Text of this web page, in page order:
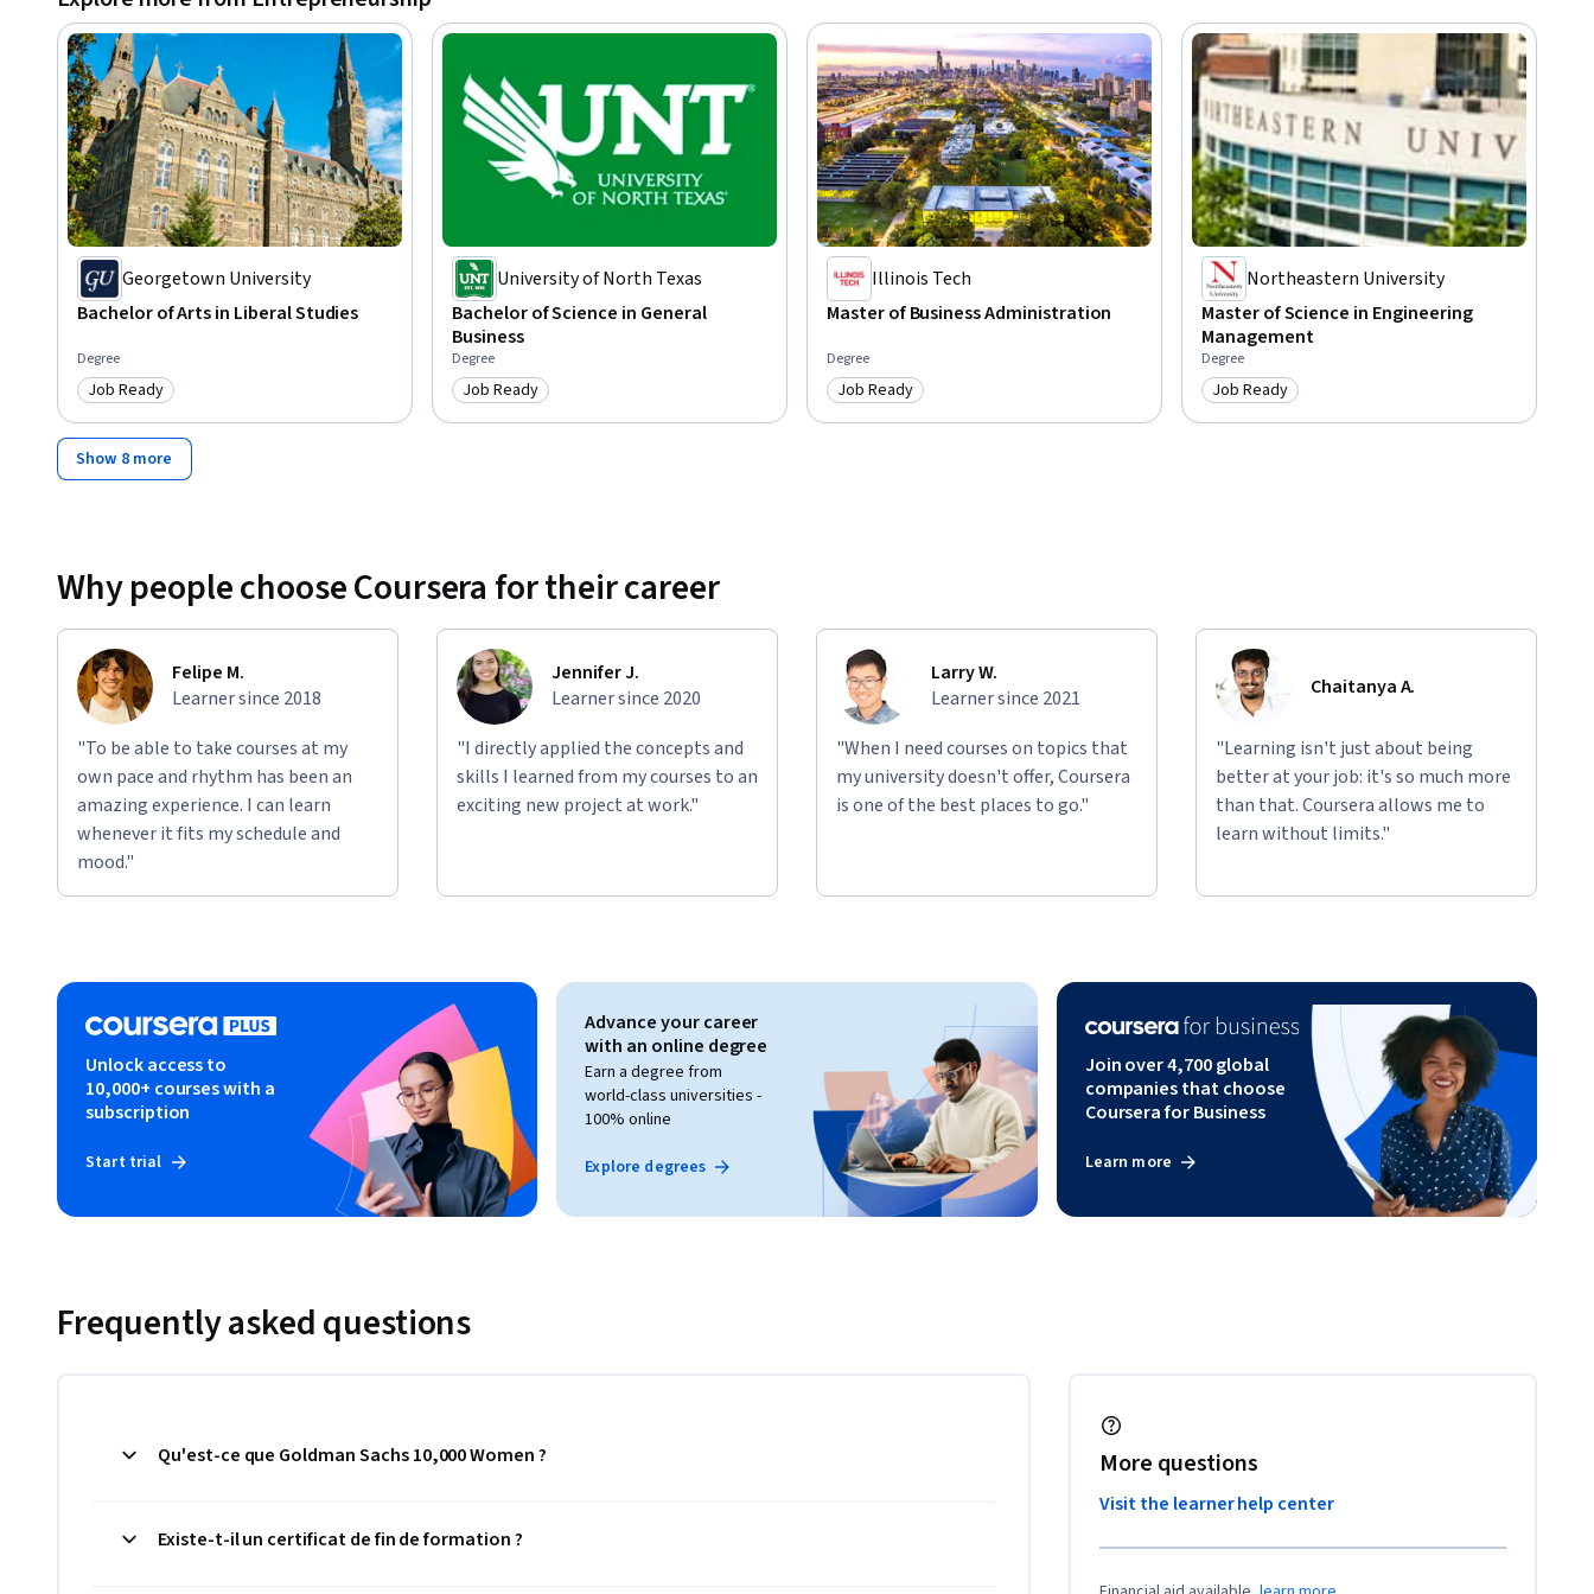
croissance de votre entreprise.
Pour en savoir plus sur la collection Goldman Sachs 10,000 Women, consultez la FAQ.
Georgetown University
Bachelor of Arts in Liberal Studies
Degree
Category: Job Ready
Job Ready
University of North Texas
Bachelor of Science in General
Business
Degree
Category: Job Ready
Job Ready
Illinois Tech
Master of Business Administration
Degree
Category: Job Ready
Job Ready
Northeastern University
Master of Science in Engineering
Management
Degree
Category: Job Ready
Job Ready
Show 8 more
Why people choose Coursera for their career
Felipe M.
Learner since 2018
"To be able to take courses at my
own pace and rhythm has been an
amazing experience. I can learn
whenever it fits my schedule and
mood."
Jennifer J.
Learner since 2020
"I directly applied the concepts and
skills I learned from my courses to an
exciting new project at work."
Larry W.
Learner since 2021
"When I need courses on topics that
my university doesn't offer, Coursera
is one of the best places to go."
Chaitanya A.
"Learning isn't just about being
better at your job: it's so much more
than that. Coursera allows me to
learn without limits."
Unlock access to
10,000+ courses with a
subscription
Start trial
Advance your career
with an online degree
Earn a degree from
world-class universities -
100% online
Explore degrees
Join over 4,700 global
companies that choose
Coursera for Business
Learn more
Frequently asked questions
Qu'est-ce que Goldman Sachs 10,000 Women ?
Existe-t-il un certificat de fin de formation ?
More questions
Visit the learner help center